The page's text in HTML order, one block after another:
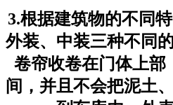
3.根据建筑物的不同
外装、中装三种不同
卷帘收卷在门体上部
间，并且不会把泥土